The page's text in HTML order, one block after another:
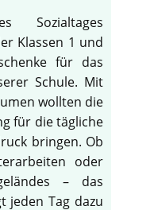
Sozialtages
Klassen 1 und
für das
Schule. Mit
wollten die
für die tägliche
bringen. Ob
oder
– das
jeden Tag dazu